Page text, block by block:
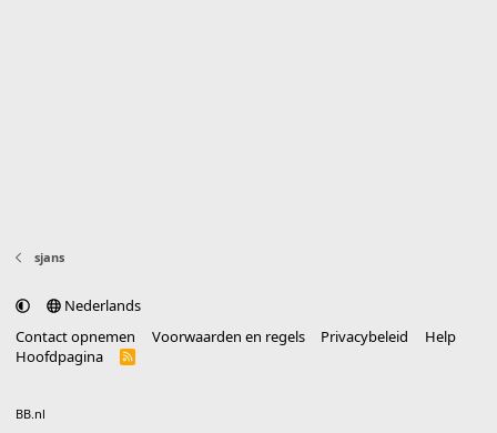
sjans
Nederlands
Contact opnemen
Voorwaarden en regels Privacybeleid
Help
Hoofdpagina
R
BB.nl